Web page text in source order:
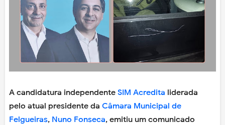
A candidatura independente SIM Acredita liderada
pelo atual presidente da Câmara Municipal de
Felgueiras, Nuno Fonseca, emitiu um comunicado